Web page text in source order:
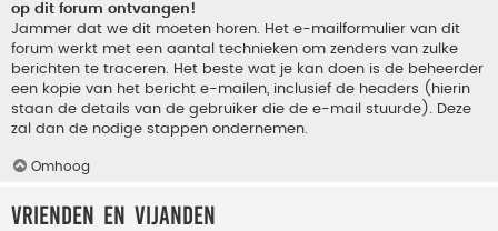
op dit forum ontvangen!
Jammer dat we dit moeten horen. Het e-mailformulier van dit
forum werkt met een aantal technieken om zenders van zulke
berichten te traceren. Het beste wat je kan doen is de beheerder
een kopie van het bericht e-mailen, inclusief de headers (hierin
staan de details van de gebruiker die de e-mail stuurde). Deze
zal dan de nodige stappen ondernemen.
Omhoog
Vrienden en vijanden